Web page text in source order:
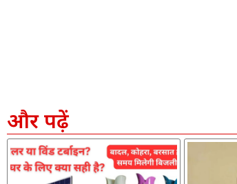
और पढ़ें